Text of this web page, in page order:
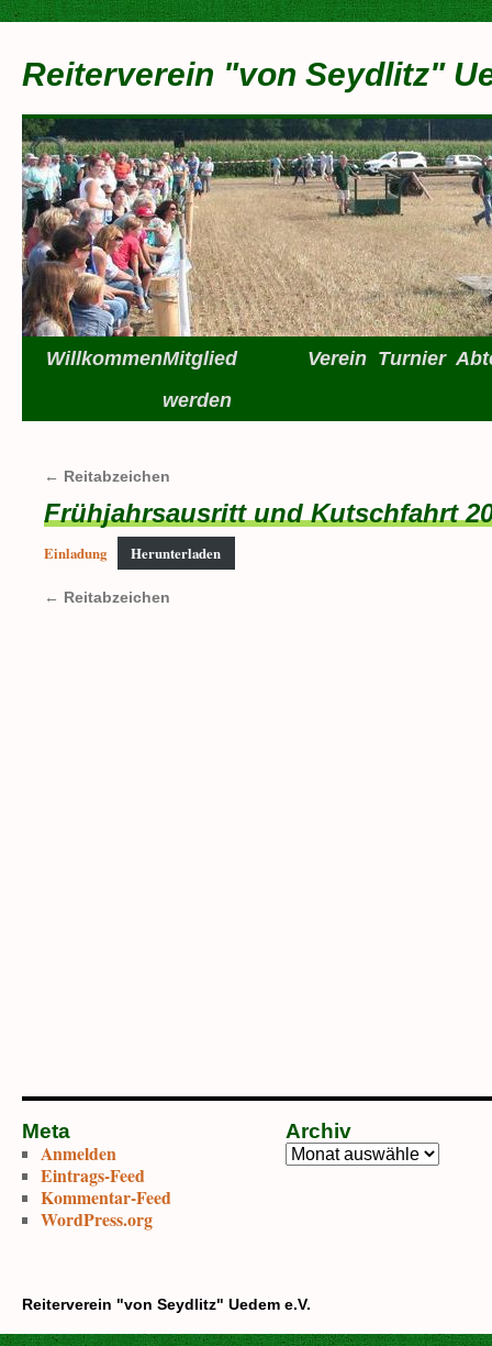
springen
Reiterverein "von Seydlitz"
WillkommenMitglied
werden
Verein Turnier
← Reitabzeichen
Frühjahrsausritt und Kutschfahrt
Einladung Herunterladen
← Reitabzeichen
Meta
Anmelden
Eintrags-Feed
Kommentar-Feed
WordPress.org
Archiv
Archiv
Reiterverein "von Seydlitz" Uedem e.V.